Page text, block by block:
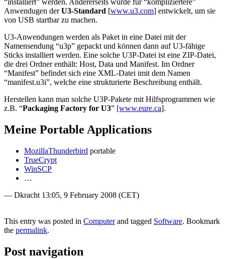
“installiert” werden. Andererseits wurde für “kompliziertere”
Anwendugen derU3-Standard [www.u3.com] entwickelt, um sie
von USB startbar zu machen.
U3-Anwendungen werden als Paket in eine Datei mit der
Namensendung “u3p” gepackt und können dann auf U3-fähige
Sticks installiert werden. Eine solche U3P-Datei ist eine ZIP-Datei,
die drei Ordner enthält: Host, Data und Manifest. Im Ordner
“Manifest” befindet sich eine XML-Datei imit dem Namen
“manifest.u3i”, welche eine strukturierte Beschreibung enthält.
Herstellen kann man solche U3P-Pakete mit Hilfsprogrammen wie
z.B. “Packaging Factory for U3” [www.eure.ca].
Meine Portable Applications
MozillaThunderbird portable
TrueCrypt
WinSCP
…
— Dkracht 13:05, 9 February 2008 (CET)
This entry was posted in Computerand tagged Software. Bookmark
the permalink.
Post navigation